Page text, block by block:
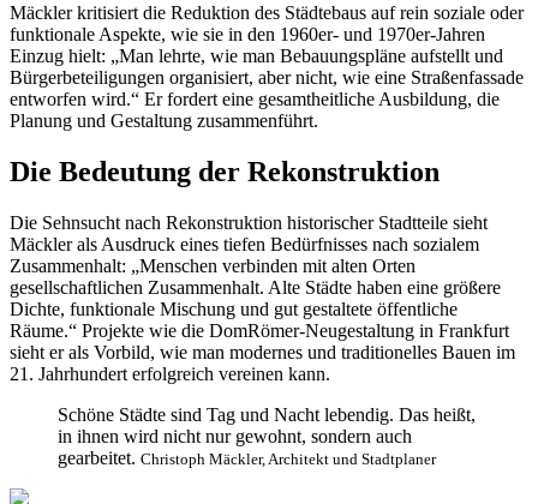
Mäckler kritisiert die Reduktion des Städtebaus auf rein soziale oder
funktionale Aspekte, wie sie in den 1960er- und 1970er-Jahren
Einzug hielt: „Man lehrte, wie man Bebauungspläne aufstellt und
Bürgerbeteiligungen organisiert, aber nicht, wie eine Straßenfassade
entworfen wird.“ Er fordert eine gesamtheitliche Ausbildung, die
Planung und Gestaltung zusammenführt.
Die Bedeutung der Rekonstruktion
Die Sehnsucht nach Rekonstruktion historischer Stadtteile sieht
Mäckler als Ausdruck eines tiefen Bedürfnisses nach sozialem
Zusammenhalt: „Menschen verbinden mit alten Orten
gesellschaftlichen Zusammenhalt. Alte Städte haben eine größere
Dichte, funktionale Mischung und gut gestaltete öffentliche
Räume.“ Projekte wie die DomRömer-Neugestaltung in Frankfurt
sieht er als Vorbild, wie man modernes und traditionelles Bauen im
21. Jahrhundert erfolgreich vereinen kann.
Schöne Städte sind Tag und Nacht lebendig. Das heißt,
in ihnen wird nicht nur gewohnt, sondern auch
gearbeitet. Christoph Mäckler, Architekt und Stadtplaner